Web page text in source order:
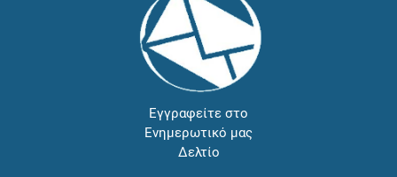
Εγγραφείτε στο
Ενημερωτικό μας
Δελτίο